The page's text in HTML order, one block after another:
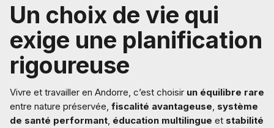
Un choix de vie qui
exige une planification
rigoureuse
Vivre et travailler en Andorre, c’est choisir un équilibre rare
entre nature préservée, fiscalité avantageuse, système
de santé performant, éducation multilingue et stabilité